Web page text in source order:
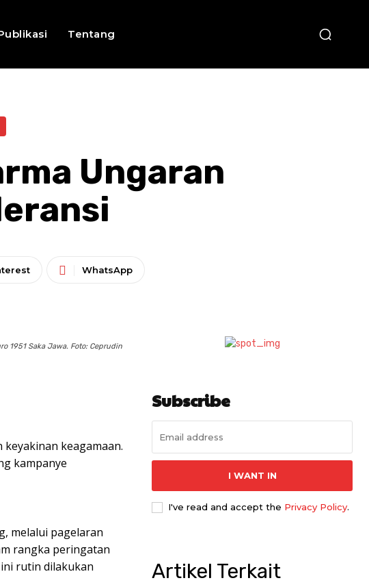
Tentang
Ungaran
WhatsApp
1951 Saka Jawa. Foto: Ceprudin
keagamaan.
kampanye
melalui pagelaran
rangka peringatan
rutin dilakukan
Subscribe
I WANT IN
I've read and accept the Privacy Policy.
Artikel Terkait